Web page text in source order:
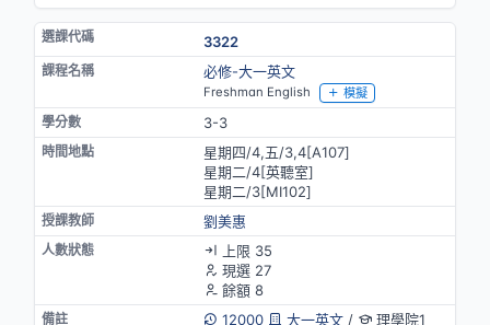
3322
必修-大一英文
Freshman English 模擬
3-3
星期四/4,五/3,4[A107]
星期二/4[英聽室]
星期二/3[MⅠ102]
劉美惠
上限 35
現選 27
餘額 8
12000
大一英文/ 理學院1